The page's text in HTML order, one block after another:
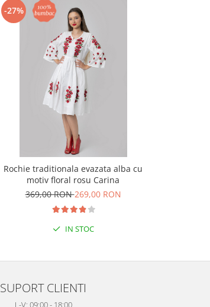
-27%
Rochie traditionala evazata alba cu
motiv floral rosu Carina
369,00 RON269,00 RON
IN STOC
SUPORT CLIENTI
L-V: 09:00 - 18:00